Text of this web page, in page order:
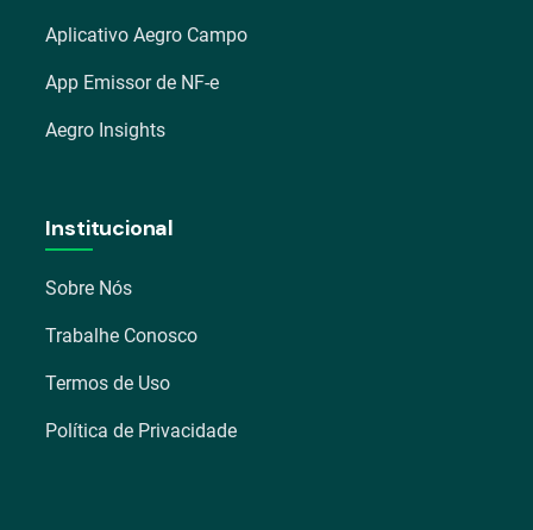
Aplicativo Aegro Campo
App Emissor de NF-e
Aegro Insights
Institucional
Sobre Nós
Trabalhe Conosco
Termos de Uso
Política de Privacidade